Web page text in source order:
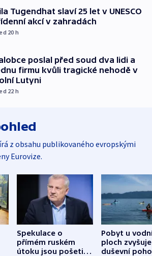
Tugendhat slaví 25 let v UNESCO
akcí v zahradách
20 h
poslal před soud dva lidi a
firmu kvůli tragické nehodě v
Lutyni
22 h
z obsahu publikovaného evropskými
Eurovize.
Spekulace o
přímém ruském
útoku jsou pošetilé,
Pobyt u
ploch zvyšuje
duševní